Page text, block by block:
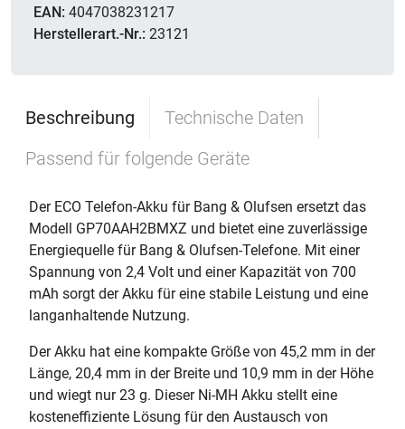
EAN: 4047038231217
Herstellerart.-Nr.: 23121
Beschreibung
Technische Daten
Passend für folgende Geräte
Der ECO Telefon-Akku für Bang & Olufsen ersetzt das
Modell GP70AAH2BMXZ und bietet eine zuverlässige
Energiequelle für Bang & Olufsen-Telefone. Mit einer
Spannung von 2,4 Volt und einer Kapazität von 700
mAh sorgt der Akku für eine stabile Leistung und eine
langanhaltende Nutzung.
Der Akku hat eine kompakte Größe von 45,2 mm in der
Länge, 20,4 mm in der Breite und 10,9 mm in der Höhe
und wiegt nur 23 g. Dieser Ni-MH Akku stellt eine
kosteneffiziente Lösung für den Austausch von